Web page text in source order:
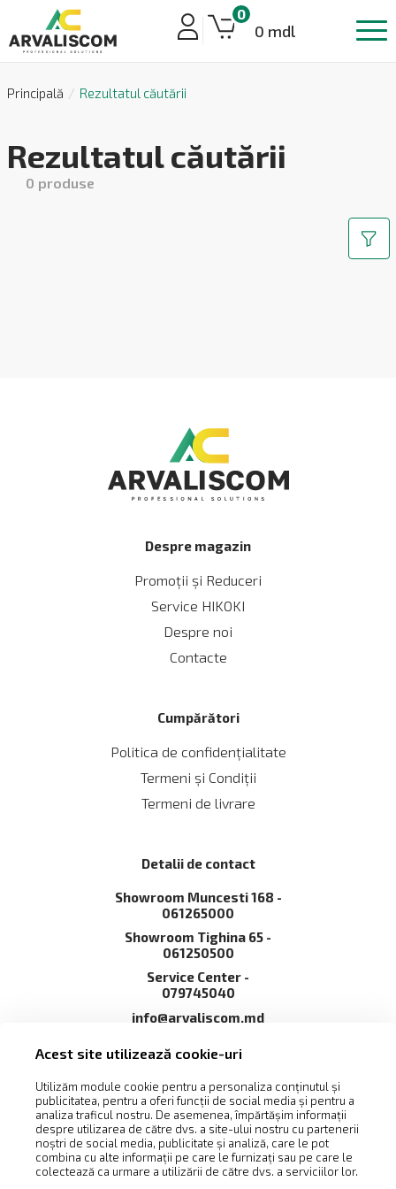
0
0 mdl
Principală Rezultatul căutării
Rezultatul căutării
0 produse
Despre magazin
Promoții și Reduceri
Service HIKOKI
Despre noi
Contacte
Cumpărători
Politica de confidențialitate
Termeni și Сondiții
Termeni de livrare
Detalii de contact
Showroom Muncesti 168 -
061265000
Showroom Tighina 65 -
061250500
Service Сenter -
079745040
info@arvaliscom.md
Moldova, Chișinău,
Acest site utilizează cookie-uri
Utilizăm module cookie pentru a personaliza conținutul și
publicitatea, pentru a oferi funcții de social media și pentru a
analiza traficul nostru. De asemenea, împărtășim informații
despre utilizarea de către dvs. a site-ului nostru cu partenerii
noștri de social media, publicitate și analiză, care le pot
combina cu alte informații pe care le furnizați sau pe care le
colectează ca urmare a utilizării de către dvs. a serviciilor lor.